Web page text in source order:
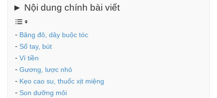
► Nội dung chính bài viết
Băng đô, dây buộc tóc
Sổ tay, bút
Ví tiền
Gương, lược nhỏ
Kẹo cao su, thuốc xịt miệng
Son dưỡng môi